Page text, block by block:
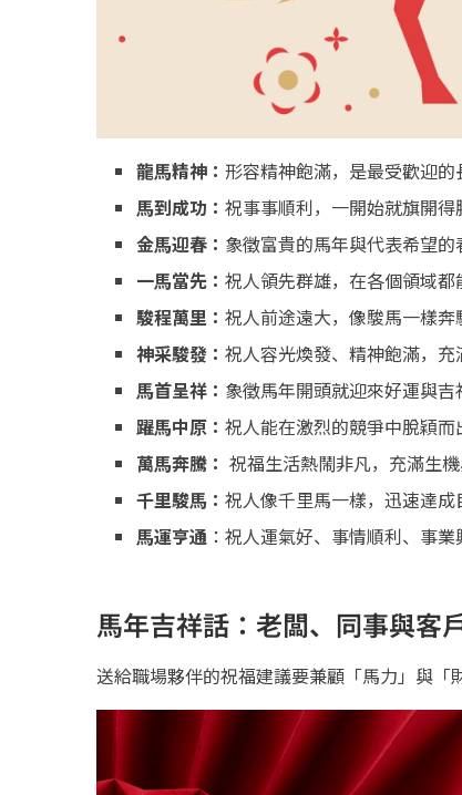
龍馬精神： 形容精神飽滿，是最受歡迎的
馬到成功： 祝事事順利，一開始就旗開得
金馬迎春： 象徵富貴的馬年與代表希望的
一馬當先： 祝人領先群雄，在各個領域都
駿程萬里： 祝人前途遠大，像駿馬一樣奔
神采駿發： 祝人容光煥發、精神飽滿，充
馬首呈祥： 象徵馬年開頭就迎來好運與吉
躍馬中原： 祝人能在激烈的競爭中脫穎而
萬馬奔騰： 祝福生活熱鬧非凡，充滿生機
千里駿馬： 祝人像千里馬一樣，迅速達成
馬運亨通 ：祝人運氣好、事情順利、事業
馬年吉祥話：老闆、同事與客
送給職場夥伴的祝福建議要兼顧「馬力」與「